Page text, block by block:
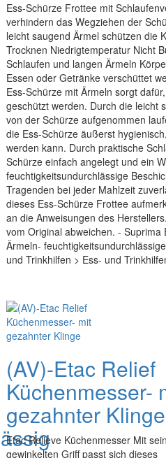
Ess-Schürze Frottee mit
verhindern das Wegziehen der
leicht saugend Ärmel schützen die
Trocknen Niedrigtemperatur Nicht
Schlaufen und langen Ärmeln
Essen oder Getränke verschüttet
Ess-Schürze mit Ärmeln sorgt
geschützt werden. Durch die leicht
von der Schürze aufgenommen
die Ess-Schürze äußerst
werden kann. Durch praktische
Schürze einfach angelegt und ein
feuchtigkeitsundurchlässige
Tragenden bei jeder Mahlzeit
dieses Ess-Schürze Frottee
an die Anweisungen des
vom Original abweichen. -
Ärmeln-
und Trinkhilfen > Ess- und
(AV)-Etac Relief
Küchenmesser-
gezahnter Klinge
Etac Relieve Küchenmesser Mit
gewinkelten Griff passt sich dieses